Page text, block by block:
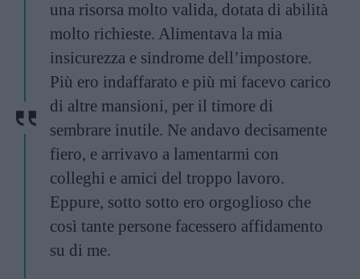
una risorsa molto valida, dotata di abilità
molto richieste. Alimentava la mia
insicurezza e sindrome dell’impostore.
Più ero indaffarato e più mi facevo carico
di altre mansioni, per il timore di
sembrare inutile. Ne andavo decisamente
fiero, e arrivavo a lamentarmi con
colleghi e amici del troppo lavoro.
Eppure, sotto sotto ero orgoglioso che
così tante persone facessero affidamento
su di me.